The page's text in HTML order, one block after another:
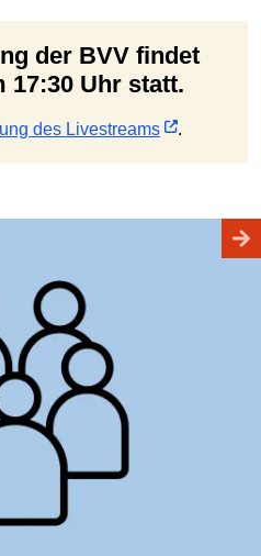
17:30 Uhr statt.
des Livestreams .